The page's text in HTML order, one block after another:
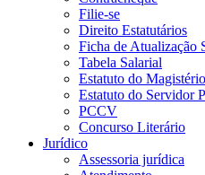
Filie-se
Direito Estatutários
Ficha de Atualização
Tabela Salarial
Estatuto do Magistério
Estatuto do Servidor
PCCV
Concurso Literário
Jurídico
Assessoria jurídica